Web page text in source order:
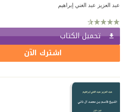
عبد العزيز عبد الغني إبراهيم
تحميل الكتاب
اشترك الآن